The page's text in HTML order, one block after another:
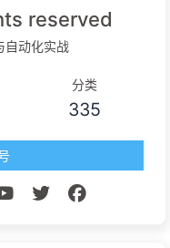
reserved
自动化实战
分类
335